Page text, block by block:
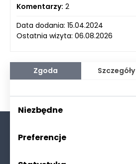
Komentarzy: 2
Data dodania: 15.04.2024
Ostatnia wizyta: 06.08.2026
Zgoda Szczegóły
Niezbędne
Preferencje